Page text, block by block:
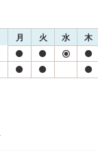
月 火 水 木